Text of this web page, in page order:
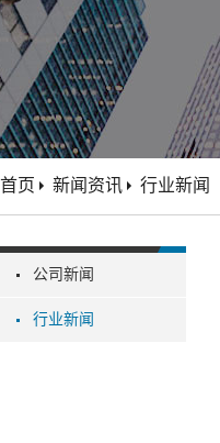
公司新闻
行业新闻
首页 新闻资讯 行业新闻